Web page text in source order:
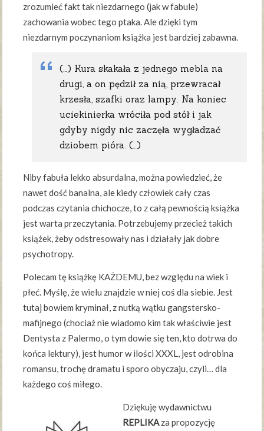
zrozumieć fakt tak niezdarnego (jak w fabule)
zachowania wobec tego ptaka. Ale dzięki tym
niezdarnym poczynaniom książka jest bardziej zabawna.
(…) Kura skakała z jednego mebla na
drugi, a on pędził za nią, przewracał
krzesła, szafki oraz lampy. Na koniec
uciekinierka wróciła pod stół i jak
gdyby nigdy nic zaczęła wygładzać
dziobem pióra. (…)
Niby fabuła lekko absurdalna, można powiedzieć, że
nawet dość banalna, ale kiedy człowiek cały czas
podczas czytania chichocze, to z całą pewnością książka
jest warta przeczytania. Potrzebujemy przecież takich
książek, żeby odstresowały nas i działały jak dobre
psychotropy.
Polecam tę książkę KAŻDEMU, bez względu na wiek i
płeć. Myślę, że wielu znajdzie w niej coś dla siebie. Jest
tutaj bowiem kryminał, z nutką wątku gangstersko-
mafijnego (chociaż nie wiadomo kim tak właściwie jest
Dentysta z Palermo, o tym dowie się ten, kto dotrwa do
końca lektury), jest humor w ilości XXXL, jest odrobina
romansu, trochę dramatu i sporo obyczaju, czyli… dla
każdego coś miłego.
Dziękuję wydawnictwu
REPLIKA za propozycję